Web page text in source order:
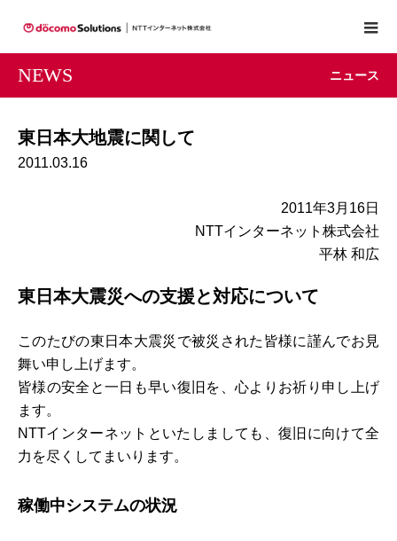
NEWS ニュース
東日本大地震に関して
2011.03.16
2011年3月16日
NTTインターネット株式会社
平林 和広
東日本大震災への支援と対応について
このたびの東日本大震災で被災された皆様に謹んでお見
舞い申し上げます。
皆様の安全と一日も早い復旧を、心よりお祈り申し上げ
ます。
NTTインターネットといたしましても、復旧に向けて全
力を尽くしてまいります。
稼働中システムの状況